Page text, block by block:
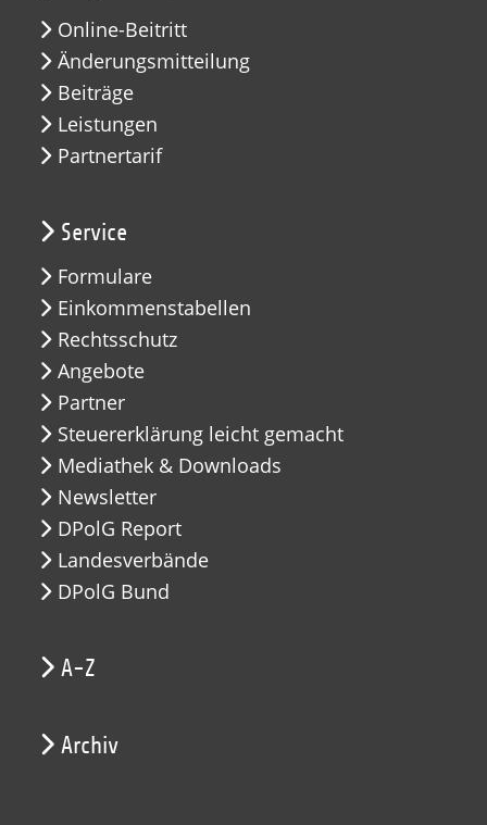
Online-Beitritt
Änderungsmitteilung
Beiträge
Leistungen
Partnertarif
Service
Formulare
Einkommenstabellen
Rechtsschutz
Angebote
Partner
Steuererklärung leicht gemacht
Mediathek & Downloads
Newsletter
DPolG Report
Landesverbände
DPolG Bund
A-Z
Archiv